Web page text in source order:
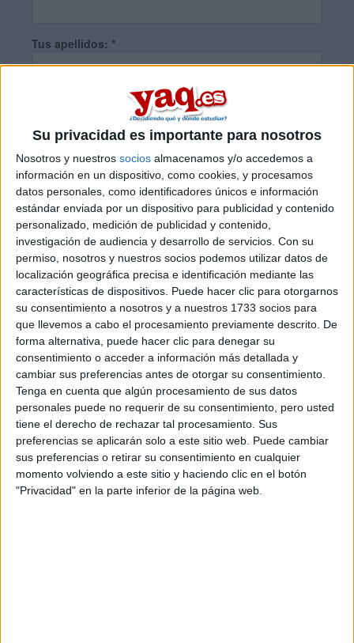
Su privacidad es importante para nosotros
Nosotros y nuestros socios almacenamos y/o accedemos a
información en un dispositivo, como cookies, y procesamos
datos personales, como identificadores únicos e información
estándar enviada por un dispositivo para publicidad y contenido
personalizado, medición de publicidad y contenido,
investigación de audiencia y desarrollo de servicios. Con su
permiso, nosotros y nuestros socios podemos utilizar datos de
localización geográfica precisa e identificación mediante las
características de dispositivos. Puede hacer clic para otorgarnos
su consentimiento a nosotros y a nuestros 1733 socios para
que llevemos a cabo el procesamiento previamente descrito. De
forma alternativa, puede hacer clic para denegar su
consentimiento o acceder a información más detallada y
cambiar sus preferencias antes de otorgar su consentimiento.
Tenga en cuenta que algún procesamiento de sus datos
personales puede no requerir de su consentimiento, pero usted
tiene el derecho de rechazar tal procesamiento. Sus
preferencias se aplicarán solo a este sitio web. Puede cambiar
sus preferencias o retirar su consentimiento en cualquier
momento volviendo a este sitio y haciendo clic en el botón
"Privacidad" en la parte inferior de la página web.
Tus apellidos: *
¿Qué quieres preguntar?*
Escribe aquí las dudas o preguntas que te gustaría que te
respondieran: plazos de preinscripción, precios, plazas
disponibles…:
Acepto lostérminos y condicionesy lapolítica de
privacidad :*
Información básica sobre protección de datos
Responsable:Compás Mediterráneo SL (Editora de la